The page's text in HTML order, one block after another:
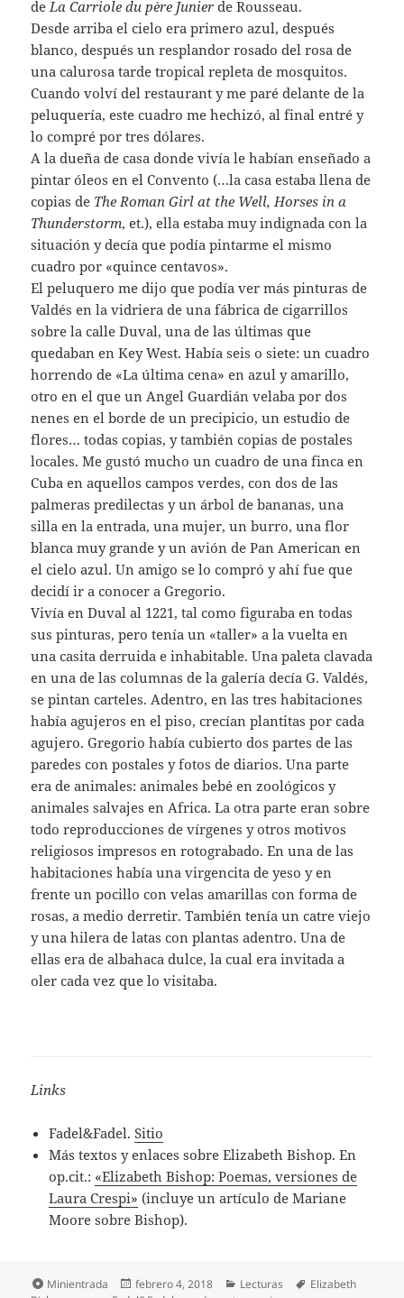
de La Carriole du père Junier de Rousseau.
Desde arriba el cielo era primero azul, después
blanco, después un resplandor rosado del rosa de
una calurosa tarde tropical repleta de mosquitos.
Cuando volví del restaurant y me paré delante de la
peluquería, este cuadro me hechizó, al final entré y
lo compré por tres dólares.
A la dueña de casa donde vivía le habían enseñado a
pintar óleos en el Convento (…la casa estaba llena de
copias de The Roman Girl at the Well, Horses in a
Thunderstorm, et.), ella estaba muy indignada con la
situación y decía que podía pintarme el mismo
cuadro por «quince centavos».
El peluquero me dijo que podía ver más pinturas de
Valdés en la vidriera de una fábrica de cigarrillos
sobre la calle Duval, una de las últimas que
quedaban en Key West. Había seis o siete: un cuadro
horrendo de «La última cena» en azul y amarillo,
otro en el que un Angel Guardián velaba por dos
nenes en el borde de un precipicio, un estudio de
flores… todas copias, y también copias de postales
locales. Me gustó mucho un cuadro de una finca en
Cuba en aquellos campos verdes, con dos de las
palmeras predilectas y un árbol de bananas, una
silla en la entrada, una mujer, un burro, una flor
blanca muy grande y un avión de Pan American en
el cielo azul. Un amigo se lo compró y ahí fue que
decidí ir a conocer a Gregorio.
Vivía en Duval al 1221, tal como figuraba en todas
sus pinturas, pero tenía un «taller» a la vuelta en
una casita derruida e inhabitable. Una paleta clavada
en una de las columnas de la galería decía G. Valdés,
se pintan carteles. Adentro, en las tres habitaciones
había agujeros en el piso, crecían plantitas por cada
agujero. Gregorio había cubierto dos partes de las
paredes con postales y fotos de diarios. Una parte
era de animales: animales bebé en zoológicos y
animales salvajes en Africa. La otra parte eran sobre
todo reproducciones de vírgenes y otros motivos
religiosos impresos en rotograbado. En una de las
habitaciones había una virgencita de yeso y en
frente un pocillo con velas amarillas con forma de
rosas, a medio derretir. También tenía un catre viejo
y una hilera de latas con plantas adentro. Una de
ellas era de albahaca dulce, la cual era invitada a
oler cada vez que lo visitaba.
Links
Fadel&Fadel.Sitio
Más textos y enlaces sobre Elizabeth Bishop. En
op.cit.: «Elizabeth Bishop: Poemas, versiones de
Laura Crespi» (incluye un artículo de Mariane
Moore sobre Bishop).
Formato
Minientrada
Publicado
febrero 4, 2018 Categorías
Lecturas Etiquetas
Elizabeth